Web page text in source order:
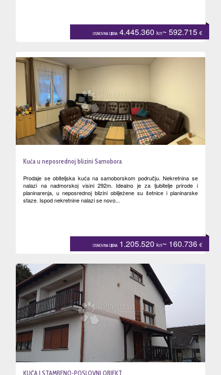
OSNOVNA CIJENA 4.445.360 kn~ 592.715 €
Kuća u neposrednoj blizini Samobora
Prodaje se obiteljska kuća na samoborskom području. Nekretnina se
nalazi na nadmorskoj visini 292m. Idealno je za ljubitelje prirode i
planinarenja, u neposrednoj blizini obilježene su šetnice i planinarske
staze. Ispod nekretnine nalazi se novo...
OSNOVNA CIJENA 1.205.520 kn~ 160.736 €
KUĆA I STAMBENO-POSLOVNI OBJEKT